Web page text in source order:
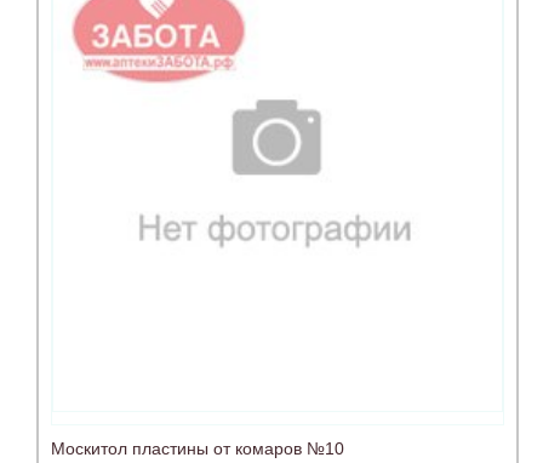
Москитол пластины от комаров №10